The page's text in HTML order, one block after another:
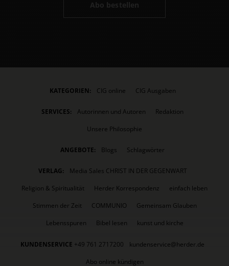
Abo bestellen
KATEGORIEN: CIG online CIG Ausgaben
SERVICES: Autorinnen und Autoren
Redaktion
Unsere Philosophie
ANGEBOTE: Blogs Schlagwörter
VERLAG:
Media Sales CHRIST IN DER GEGENWART
Religion & Spiritualität
Herder Korrespondenz
einfach leben
Stimmen der Zeit
COMMUNIO
Gemeinsam Glauben
Lebensspuren
Bibel lesen kunst und kirche
KUNDENSERVICE +49 761 2717200
kundenservice@herder.de
Abo online kündigen